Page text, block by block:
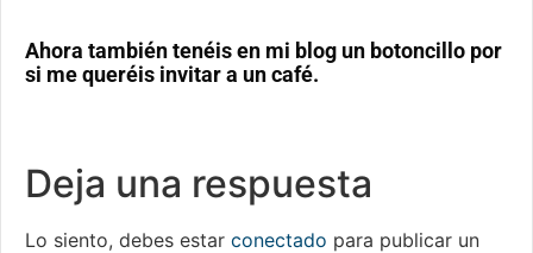
Ahora también tenéis en mi blog un botoncillo por
si me queréis invitar a un café.
Deja una respuesta
Lo siento, debes estar conectado para publicar un